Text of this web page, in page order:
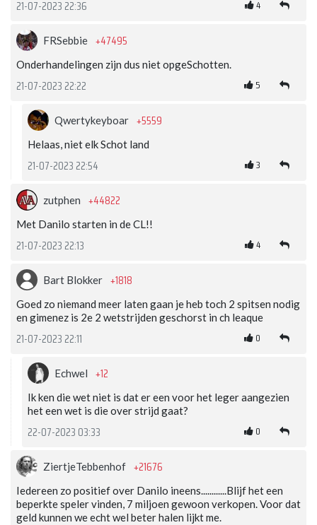
21-07-2023 22:36 4
FRSebbie +47495
Onderhandelingen zijn dus niet opgeSchotten.
21-07-2023 22:22 5
Qwertykeyboar +5559
Helaas, niet elk Schot land
21-07-2023 22:54 3
zutphen +44822
Met Danilo starten in de CL!!
21-07-2023 22:13 4
Bart Blokker +1818
Goed zo niemand meer laten gaan je heb toch 2 spitsen nodig
en gimenez is 2e 2 wetstrijden geschorst in ch leaque
21-07-2023 22:11 0
Echwel +12
Ik ken die wet niet is dat er een voor het leger aangezien
het een wet is die over strijd gaat?
22-07-2023 03:33 0
ZiertjeTebbenhof +21676
Iedereen zo positief over Danilo ineens............Blijf het een
beperkte speler vinden, 7 miljoen gewoon verkopen. Voor dat
geld kunnen we echt wel beter halen lijkt me.